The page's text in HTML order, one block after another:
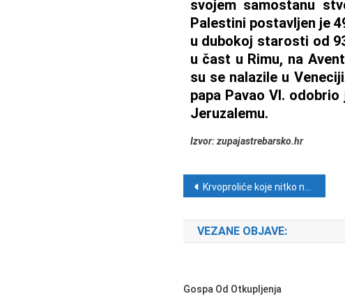
svojem samostanu
Palestini postavljen je
u dubokoj starosti od
u čast u Rimu, na
su se nalazile u
papa Pavao VI.
Jeruzalemu.
Izvor: zupajastrebarsko.hr
Navigacija objava
Krvoproliće koje nitko ne može zaustaviti: Odavde bježe i vojska i policija
VEZANE OBJAVE:
Gospa Od Otkupljenja